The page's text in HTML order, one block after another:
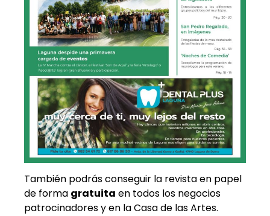
También podrás conseguir la revista en papel
de forma gratuita en todos los negocios
patrocinadores y en la Casa de las Artes.